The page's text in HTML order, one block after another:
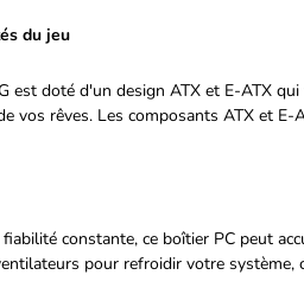
du jeu
est doté d'un design ATX et E-ATX
vos rêves. Les composants ATX et E-
constante, ce boîtier PC peut
pour refroidir votre système,